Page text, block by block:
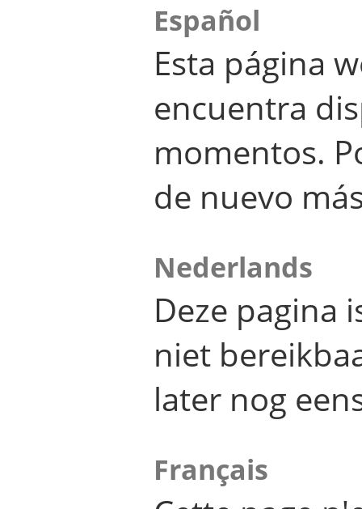
Español
Esta página
encuentra
momentos.
de nuevo
Nederlands
Deze pagina
niet
later nog
Français